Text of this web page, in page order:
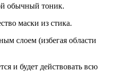
обычный тоник.
маски из стика.
слоем (избегая области
и будет действовать всю